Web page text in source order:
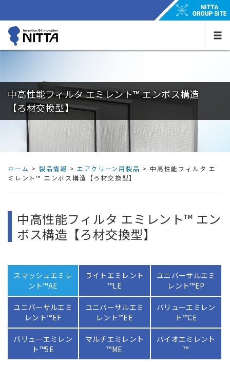
中高性能フィルタ エミレント™ エンボス構造
【ろ材交換型】
ホーム > 製品情報 >エアクリーン用製品 > 中高性能フィルタ エ
ミレント™ エンボス構造【ろ材交換型】
中高性能フィルタ エミレント™ エン
ボス構造【ろ材交換型】
スマッシュエミレ
ント™AE
ライトエミレント
™LE
ユニバーサルエミ
レント™EP
ユニバーサルエミ
レント™EF
ユニバーサルエミ
レント™EE
バリューエミレン
ト™CE
バリューエミレン
ト™5E
マルチエミレント
™ME
バイオエミレント
™